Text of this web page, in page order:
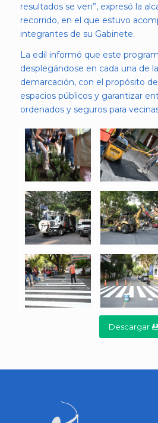
resultados se ven”, expresó la
recorrido, en el que estuvo
integrantes de su Gabinete.
La edil informó que este
desplegándose en cada una de
demarcación, con el propósito
espacios públicos y garantizar
ordenados y seguros para
Descargar